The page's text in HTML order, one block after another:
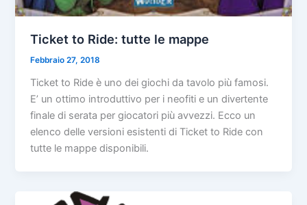
Ticket to Ride: tutte le mappe
Febbraio 27, 2018
Ticket to Ride è uno dei giochi da tavolo più famosi.
E’ un ottimo introduttivo per i neofiti e un divertente
finale di serata per giocatori più avvezzi. Ecco un
elenco delle versioni esistenti di Ticket to Ride con
tutte le mappe disponibili.